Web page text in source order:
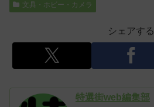
文具・ホビー・カメラ
シェアする
特選街web編集部